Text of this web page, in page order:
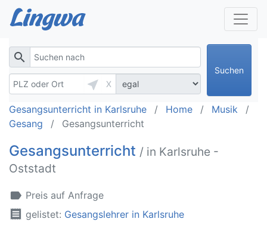
search
near_me
X
Suchen
Gesangsunterricht in Karlsruhe Home
Musik
Gesang
Gesangsunterricht
Gesangsunterricht / in Karlsruhe -
Oststadt
label Preis auf Anfrage
receipt gelistet: Gesangslehrer in Karlsruhe